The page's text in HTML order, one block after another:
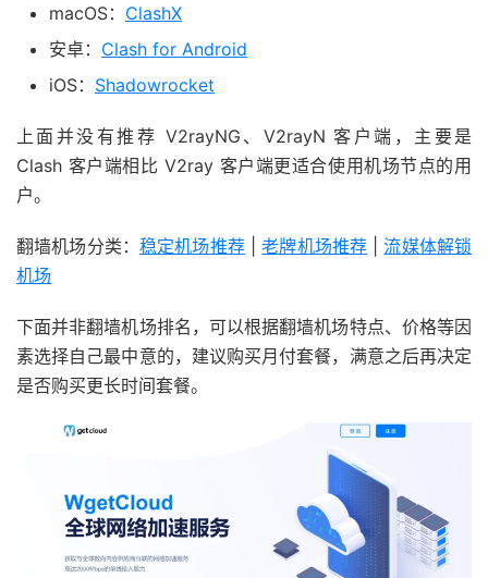
macOS： ClashX
安卓： Clash for Android
iOS： Shadowrocket
上面并没有推荐 V2rayNG、V2rayN 客户端，主要是
Clash 客户端相比 V2ray 客户端更适合使用机场节点的用
户。
翻墙机场分类：稳定机场推荐|老牌机场推荐 |流媒体解锁
机场
下面并非翻墙机场排名，可以根据翻墙机场特点、价格等因
素选择自己最中意的，建议购买月付套餐，满意之后再决定
是否购买更长时间套餐。